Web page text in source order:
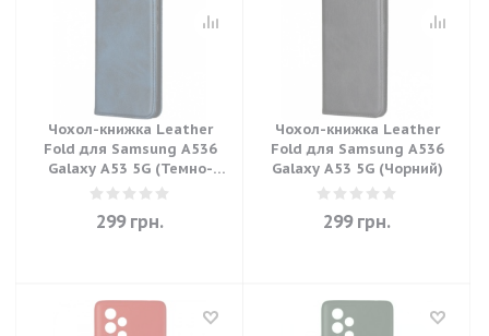
Чохол-книжка Leather
Fold для Samsung A536
Galaxy A53 5G (Темно-
синій)
299грн.
Чохол-книжка Leather
Fold для Samsung A536
Galaxy A53 5G (Чорний)
299грн.